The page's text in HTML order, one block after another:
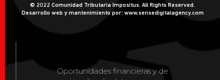
© 2022 Comunidad Tributaria Impositus. All Rights Reserved.
Desarrollo web y mantenimiento por: www.sensedigitalagency.com
Oportunidades financieras y de